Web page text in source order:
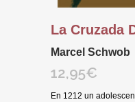
La Cruzada
Marcel Schwob
12,95€
En 1212 un